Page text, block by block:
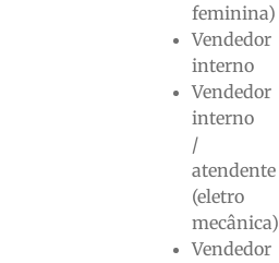
feminina)
Vendedor
interno
Vendedor
interno
/
atendente
(eletro
mecânica)
Vendedor